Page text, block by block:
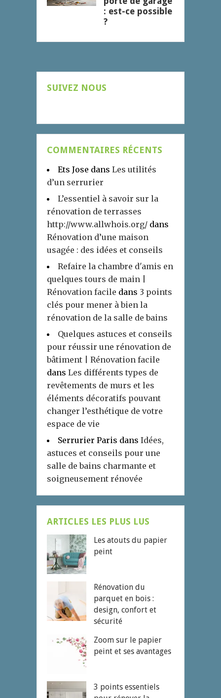
: est-ce possible
?
SUIVEZ NOUS
COMMENTAIRES RÉCENTS
Ets Jose dans Les utilités
d’un serrurier
L’essentiel à savoir sur la
rénovation de terrasses
http://www.allwhois.org/ dans
Rénovation d’une maison
usagée : des idées et conseils
Refaire la chambre d'amis en
quelques tours de main |
Rénovation facile dans 3 points
clés pour mener à bien la
rénovation de la salle de bains
Quelques astuces et conseils
pour réussir une rénovation de
bâtiment | Rénovation facile
dans Les différents types de
revêtements de murs et les
éléments décoratifs pouvant
changer l’esthétique de votre
espace de vie
Serrurier Paris dans Idées,
astuces et conseils pour une
salle de bains charmante et
soigneusement rénovée
ARTICLES LES PLUS LUS
Les atouts du papier
peint
Rénovation du
parquet en bois :
design, confort et
sécurité
Zoom sur le papier
peint et ses avantages
3 points essentiels